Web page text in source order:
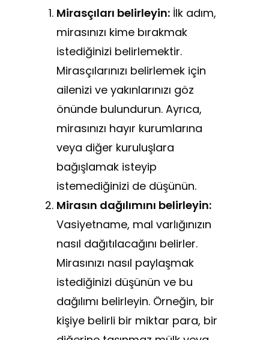
Mirasçıları belirleyin: İlk adım,
mirasınızı kime bırakmak
istediğinizi belirlemektir.
Mirasçılarınızı belirlemek için
ailenizi ve yakınlarınızı göz
önünde bulundurun. Ayrıca,
mirasınızı hayır kurumlarına
veya diğer kuruluşlara
bağışlamak isteyip
istemediğinizi de düşünün.
Mirasın dağılımını belirleyin:
Vasiyetname, mal varlığınızın
nasıl dağıtılacağını belirler.
Mirasınızı nasıl paylaşmak
istediğinizi düşünün ve bu
dağılımı belirleyin. Örneğin, bir
kişiye belirli bir miktar para, bir